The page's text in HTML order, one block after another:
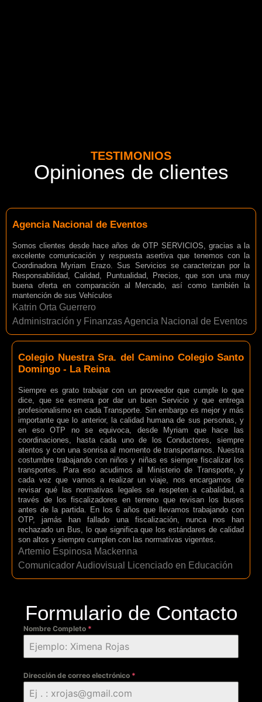
TESTIMONIOS
Opiniones de clientes
Agencia Nacional de Eventos
Somos clientes desde hace años de OTP SERVICIOS, gracias a la
excelente comunicación y respuesta asertiva que tenemos con la
Coordinadora Myriam Erazo. Sus Servicios se caracterizan por la
Responsabilidad, Calidad, Puntualidad, Precios, que son una muy
buena oferta en comparación al Mercado, así como también la
mantención de sus Vehículos
Katrin Orta Guerrero
Administración y Finanzas Agencia Nacional de Eventos
Colegio Nuestra Sra. del Camino Colegio Santo
Domingo - La Reina
Siempre es grato trabajar con un proveedor que cumple lo que
dice, que se esmera por dar un buen Servicio y que entrega
profesionalismo en cada Transporte. Sin embargo es mejor y más
importante que lo anterior, la calidad humana de sus personas, y
en eso OTP no se equivoca, desde Myriam que hace las
coordinaciones, hasta cada uno de los Conductores, siempre
atentos y con una sonrisa al momento de transportarnos. Nuestra
costumbre trabajando con niños y niñas es siempre fiscalizar los
transportes. Para eso acudimos al Ministerio de Transporte, y
cada vez que vamos a realizar un viaje, nos encargamos de
revisar qué las normativas legales se respeten a cabalidad, a
través de los fiscalizadores en terreno que revisan los buses
antes de la partida. En los 6 años que llevamos trabajando con
OTP, jamás han fallado una fiscalización, nunca nos han
rechazado un Bus, lo que significa que los estándares de calidad
son altos y siempre cumplen con las normativas vigentes.
Artemio Espinosa Mackenna
Comunicador Audiovisual Licenciado en Educación
Formulario de Contacto
Nombre Completo *
Dirección de correo electrónico *